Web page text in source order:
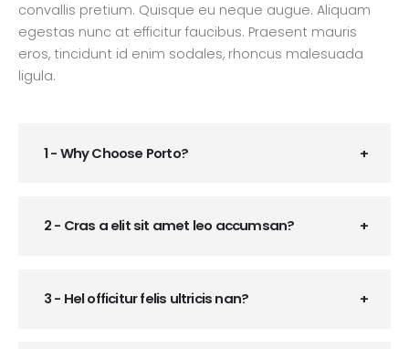
convallis pretium. Quisque eu neque augue. Aliquam
egestas nunc at efficitur faucibus. Praesent mauris
eros, tincidunt id enim sodales, rhoncus malesuada
ligula.
1 - Why Choose Porto?
2 - Cras a elit sit amet leo accumsan?
3 - Hel officitur felis ultricis nan?